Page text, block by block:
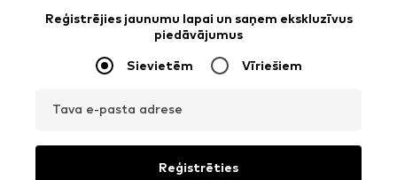
Reģistrējies jaunumu lapai un saņem ekskluzīvus
piedāvājumus
Sievietēm Vīriešiem
Tava e-pasta adrese
Reģistrēties